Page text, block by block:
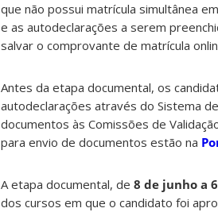
que não possui matrícula simultânea
e as autodeclarações a serem
salvar o comprovante de matrícula
Antes da etapa documental, os
autodeclarações através do Sistema
documentos às Comissões de
para envio de documentos estão na
A etapa documental, de 8 de junho a
dos cursos em que o candidato foi